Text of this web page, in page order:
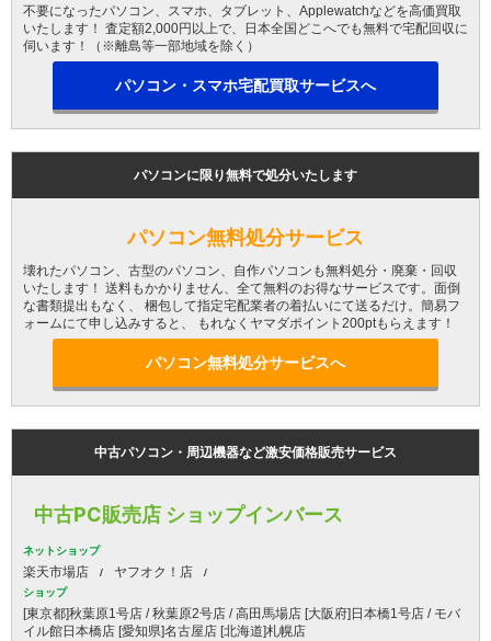
不要になったパソコン、スマホ、タブレット、Applewatchなどを高価買取
いたします！ 査定額2,000円以上で、日本全国どこへでも無料で宅配回収に
伺います！（※離島等一部地域を除く）
パソコン・スマホ宅配買取サービスへ
パソコンに限り無料で処分いたします
パソコン無料処分サービス
壊れたパソコン、古型のパソコン、自作パソコンも無料処分・廃棄・回収
いたします！ 送料もかかりません、全て無料のお得なサービスです。面倒
な書類提出もなく、 梱包して指定宅配業者の着払いにて送るだけ。簡易フ
ォームにて申し込みすると、 もれなくヤマダポイント200ptもらえます！
パソコン無料処分サービスへ
中古パソコン・周辺機器など激安価格販売サービス
中古PC販売店 ショップインバース
ネットショップ
楽天市場店 ヤフオク！店
ショップ
[東京都]秋葉原1号店 / 秋葉原2号店 / 高田馬場店 [大阪府]日本橋1号店 / モバ
イル館日本橋店 [愛知県]名古屋店 [北海道]札幌店